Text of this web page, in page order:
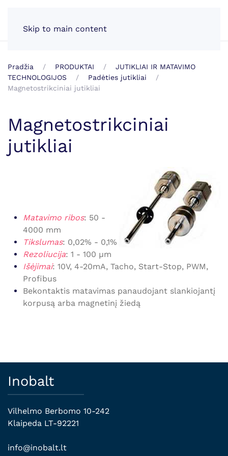
Skip to main content
Pradžia PRODUKTAI
JUTIKLIAI IR MATAVIMO
TECHNOLOGIJOS
Padėties jutikliai
Magnetostrikciniai jutikliai
Magnetostrikciniai
jutikliai
Matavimo ribos: 50 -
4000 mm
Tikslumas: 0,02% - 0,1%
Rezoliucija: 1 - 100 µm
Išėjimai: 10V, 4-20mA, Tacho, Start-Stop, PWM,
Profibus
Bekontaktis matavimas panaudojant slankiojantį
korpusą arba magnetinį žiedą
Inobalt
Vilhelmo Berbomo 10-242
Klaipeda LT-92221
info@inobalt.lt